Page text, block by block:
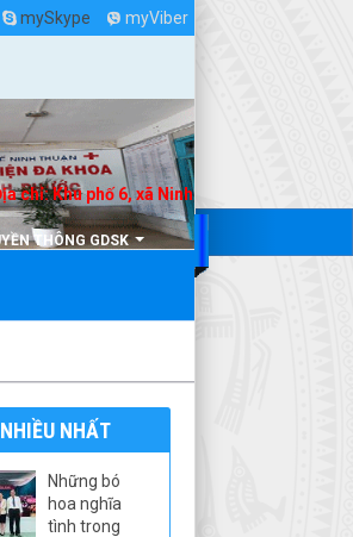
Khu phố 6, xã Ninh Phước, Tỉnh Khánh Hòa
THÔNG GDSK
mySkype myViber
NHẤT
Những bó
hoa nghĩa
tình trong